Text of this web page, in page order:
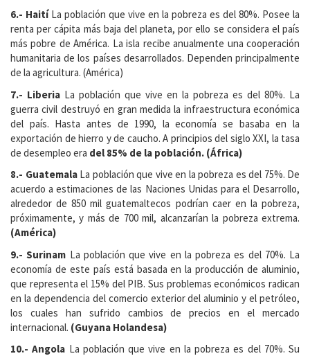
6.- Haití La población que vive en la pobreza es del 80%. Posee la
renta per cápita más baja del planeta, por ello se considera el país
más pobre de América. La isla recibe anualmente una cooperación
humanitaria de los países desarrollados. Dependen principalmente
de la agricultura. (América)
7.- Liberia La población que vive en la pobreza es del 80%. La
guerra civil destruyó en gran medida la infraestructura económica
del país. Hasta antes de 1990, la economía se basaba en la
exportación de hierro y de caucho. A principios del siglo XXI, la tasa
de desempleo era del 85% de la población. (África)
8.- Guatemala La población que vive en la pobreza es del 75%. De
acuerdo a estimaciones de las Naciones Unidas para el Desarrollo,
alrededor de 850 mil guatemaltecos podrían caer en la pobreza,
próximamente, y más de 700 mil, alcanzarían la pobreza extrema.
(América)
9.- Surinam La población que vive en la pobreza es del 70%. La
economía de este país está basada en la producción de aluminio,
que representa el 15% del PIB. Sus problemas económicos radican
en la dependencia del comercio exterior del aluminio y el petróleo,
los cuales han sufrido cambios de precios en el mercado
internacional. (Guyana Holandesa)
10.- Angola La población que vive en la pobreza es del 70%. Su